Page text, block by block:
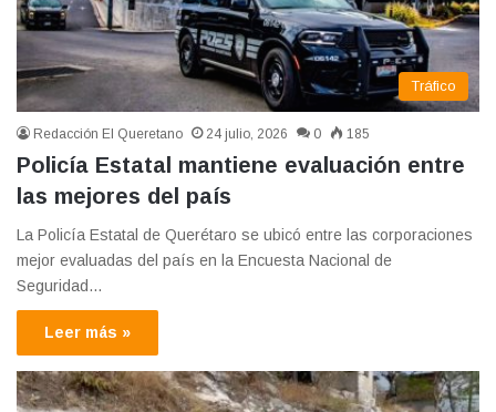
Tráfico
Redacción El Queretano 24 julio, 2026 0 185
Policía Estatal mantiene evaluación entre
las mejores del país
La Policía Estatal de Querétaro se ubicó entre las corporaciones
mejor evaluadas del país en la Encuesta Nacional de
Seguridad…
Leer más »